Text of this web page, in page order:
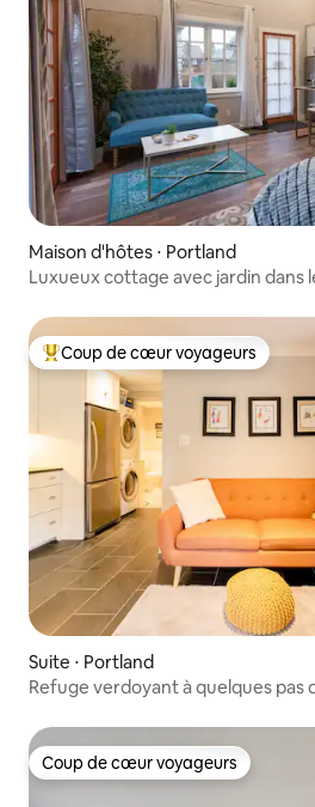
Maison d'hôtes ⋅ Portland
Luxueux cottage avec jardin dans
Coups de cœur voyageurs les plus
Coup de cœur voyageurs
Suite ⋅ Portland
Refuge verdoyant à quelques pas
Coup de cœur voyageurs
Coup de cœur voyageurs